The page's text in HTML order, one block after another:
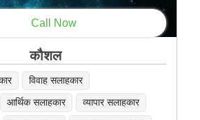
Call Now
कौशल
विवाह सलाहकार
आर्थिक सलाहकार
व्यापार सलाहकार